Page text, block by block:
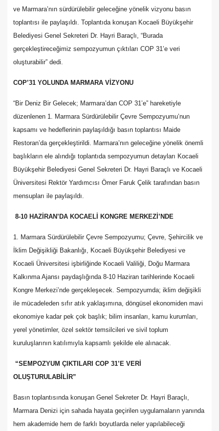
ve Marmara’nın sürdürülebilir geleceğine yönelik vizyonu basın
toplantısı ile paylaşıldı. Toplantıda konuşan Kocaeli Büyükşehir
Belediyesi Genel Sekreteri Dr. Hayri Baraçlı, “Burada
gerçekleştireceğimiz sempozyumun çıktıları COP 31’e veri
oluşturabilir” dedi.
COP’31 YOLUNDA MARMARA VİZYONU
“Bir Deniz Bir Gelecek; Marmara’dan COP 31’e” hareketiyle
düzenlenen 1. Marmara Sürdürülebilir Çevre Sempozyumu’nun
kapsamı ve hedeflerinin paylaşıldığı basın toplantısı Maide
Restoran’da gerçekleştirildi. Marmara’nın geleceğine yönelik önemli
başlıkların ele alındığı toplantıda sempozyumun detayları Kocaeli
Büyükşehir Belediyesi Genel Sekreteri Dr. Hayri Baraçlı ve Kocaeli
Üniversitesi Rektör Yardımcısı Ömer Faruk Çelik tarafından basın
mensupları ile paylaşıldı.
8-10 HAZİRAN’DA KOCAELİ KONGRE MERKEZİ’NDE
1. Marmara Sürdürülebilir Çevre Sempozyumu; Çevre, Şehircilik ve
İklim Değişikliği Bakanlığı, Kocaeli Büyükşehir Belediyesi ve
Kocaeli Üniversitesi işbirliğinde Kocaeli Valiliği, Doğu Marmara
Kalkınma Ajansı paydaşlığında 8-10 Haziran tarihlerinde Kocaeli
Kongre Merkezi’nde gerçekleşecek. Sempozyumda; iklim değişikli
ile mücadeleden sıfır atık yaklaşımına, döngüsel ekonomiden mavi
ekonomiye kadar pek çok başlık; bilim insanları, kamu kurumları,
yerel yönetimler, özel sektör temsilcileri ve sivil toplum
kuruluşlarının katılımıyla kapsamlı şekilde ele alınacak.
“SEMPOZYUM ÇIKTILARI COP 31’E VERİ
OLUŞTURULABİLİR”
Basın toplantısında konuşan Genel Sekreter Dr. Hayri Baraçlı,
Marmara Denizi için sahada hayata geçirilen uygulamaların yanında
hem akademide hem de farklı boyutlarda neler yapılabileceği